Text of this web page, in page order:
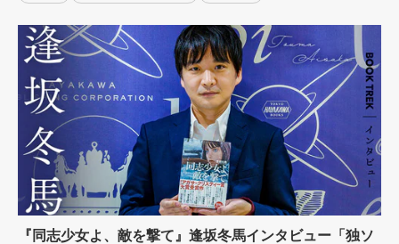
『同志少女よ、敵を撃て』逢坂冬馬インタビュー「独ソ